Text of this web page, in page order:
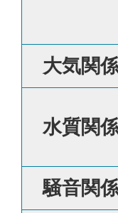
大気関
水質関
騒音関